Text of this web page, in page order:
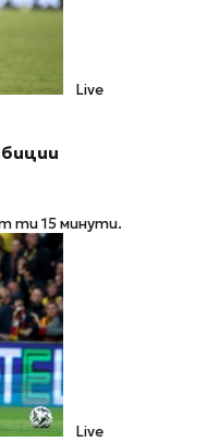
Live
ти 15 минути.
Live